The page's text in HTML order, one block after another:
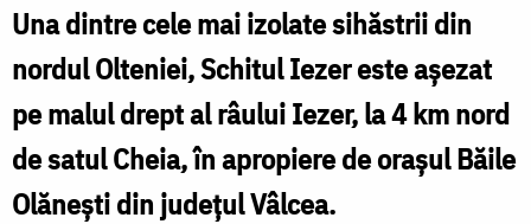
Schitului
Iezer
cu
hramul
„Intrarea
Una dintre cele mai izolate sihăstrii din
nordul Olteniei, Schitul Iezer este aşezat
pe malul drept al râului Iezer, la 4 km nord
de satul Cheia, în apropiere de oraşul Băile
Olăneşti din judeţul Vâlcea.